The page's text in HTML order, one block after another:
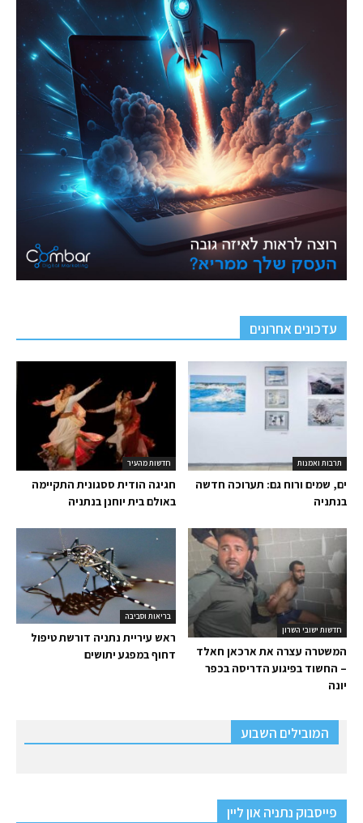
עדכונים אחרונים
חדשות מהעיר
חגיגה הודית ססגונית התקיימה
באולם בית יוחנן בנתניה
תרבות ואמנות
ים, שמים ורוח גם: תערוכה חדשה
בנתניה
בריאות וסביבה
ראש עיריית נתניה דורשת טיפול
דחוף במפגע יתושים
חדשות ישובי השרון
המשטרה עצרה את ארכאן חאלד
– החשוד בפיגוע הדריסה בכפר
יונה
המובילים השבוע
פייסבוק נתניה און ליין